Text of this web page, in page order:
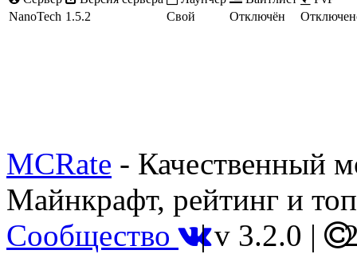
NanoTech 1.5.2 Свой Отключён
MCRate - Качественный
Майнкрафт, рейтинг и
Сообщество |v 3.2.0 |